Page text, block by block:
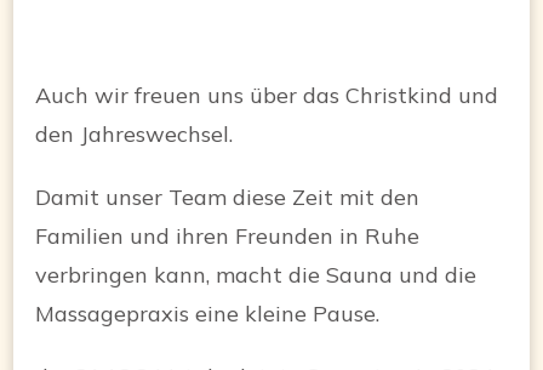
Auch wir freuen uns über das Christkind und
den Jahreswechsel.
Damit unser Team diese Zeit mit den
Familien und ihren Freunden in Ruhe
verbringen kann, macht die Sauna und die
Massagepraxis eine kleine Pause.